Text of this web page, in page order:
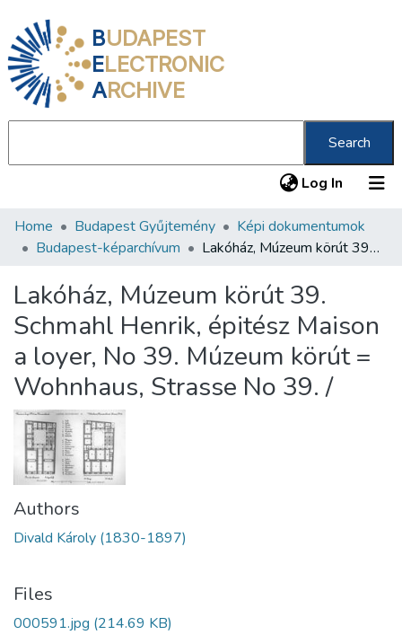
BUDAPEST
ELECTRONIC
ARCHIVE
Search
Log In (current)
Communities & Collections
Statistics
About us
Home Budapest Gyűjtemény
Képi dokumentumok
Budapest-képarchívum
Lakóház, Múzeum körút 39. Schmahl Henrik, épitész Maison a loyer, No 39. Múzeum körút = Wohnhaus, Strasse No 39. /
Lakóház, Múzeum körút 39.
Schmahl Henrik, épitész Maison
a loyer, No 39. Múzeum körút =
Wohnhaus, Strasse No 39. /
Authors
Divald Károly (1830-1897)
Files
000591.jpg (214.69 KB)